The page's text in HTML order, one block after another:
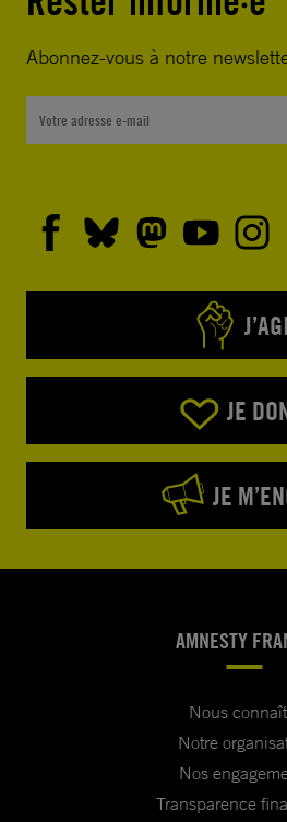
Abonnez-vous à notre
JE
JE
AMNESTY
Nous
Notre
Nos
Transparence